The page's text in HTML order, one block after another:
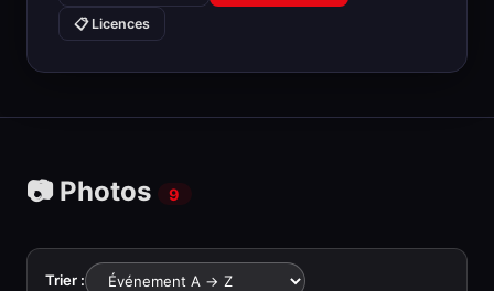
📋 Licences
📷 Photos 9
Trier :